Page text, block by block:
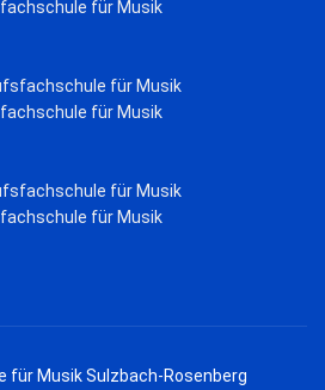
für Musik
für Musik
für Musik
Musik Sulzbach-Rosenberg